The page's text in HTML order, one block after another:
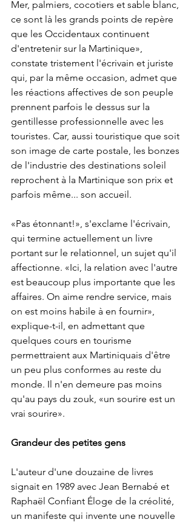
Mer, palmiers, cocotiers et sable blanc,
ce sont là les grands points de repère
que les Occidentaux continuent
d'entretenir sur la Martinique»,
constate tristement l'écrivain et juriste
qui, par la même occasion, admet que
les réactions affectives de son peuple
prennent parfois le dessus sur la
gentillesse professionnelle avec les
touristes. Car, aussi touristique que soit
son image de carte postale, les bonzes
de l'industrie des destinations soleil
reprochent à la Martinique son prix et
parfois même... son accueil.
«Pas étonnant!», s'exclame l'écrivain,
qui termine actuellement un livre
portant sur le relationnel, un sujet qu'il
affectionne. «Ici, la relation avec l'autre
est beaucoup plus importante que les
affaires. On aime rendre service, mais
on est moins habile à en fournir»,
explique-t-il, en admettant que
quelques cours en tourisme
permettraient aux Martiniquais d'être
un peu plus conformes au reste du
monde. Il n'en demeure pas moins
qu'au pays du zouk, «un sourire est un
vrai sourire».
Grandeur des petites gens
L'auteur d'une douzaine de livres
signait en 1989 avec Jean Bernabé et
Raphaël Confiant Éloge de la créolité,
un manifeste qui invente une nouvelle